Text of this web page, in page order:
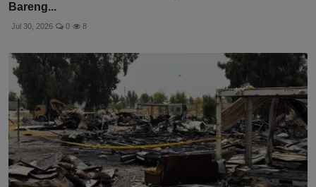
Bareng...
Jul 30, 2026 0 8